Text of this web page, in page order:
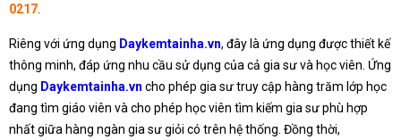
0217
Riêng với ứng dụng Daykemtainha.vn, đây là ứng dụng được thiết kế
thông minh, đáp ứng nhu cầu sử dụng của cả gia sư và học viên. Ứng
dụng Daykemtainha.vn cho phép gia sư truy cập hàng trăm lớp học
đang tìm giáo viên và cho phép học viên tìm kiếm gia sư phù hợp
nhất giữa hàng ngàn gia sư giỏi có trên hệ thống. Đồng thời,